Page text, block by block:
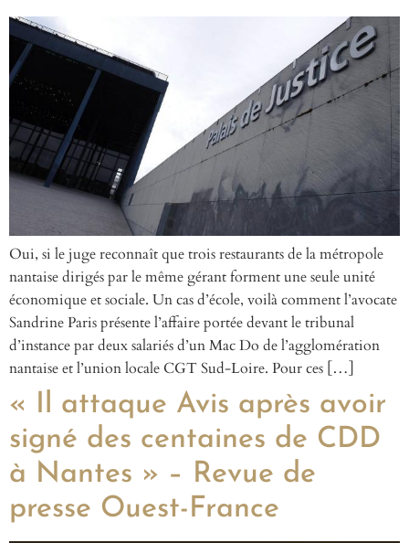
Oui, si le juge reconnaît que trois restaurants de la métropole
nantaise dirigés par le même gérant forment une seule unité
économique et sociale. Un cas d’école, voilà comment l’avocate
Sandrine Paris présente l’affaire portée devant le tribunal
d’instance par deux salariés d’un Mac Do de l’agglomération
nantaise et l’union locale CGT Sud-Loire. Pour ces […]
« Il attaque Avis après avoir
signé des centaines de CDD
à Nantes » – Revue de
presse Ouest-France